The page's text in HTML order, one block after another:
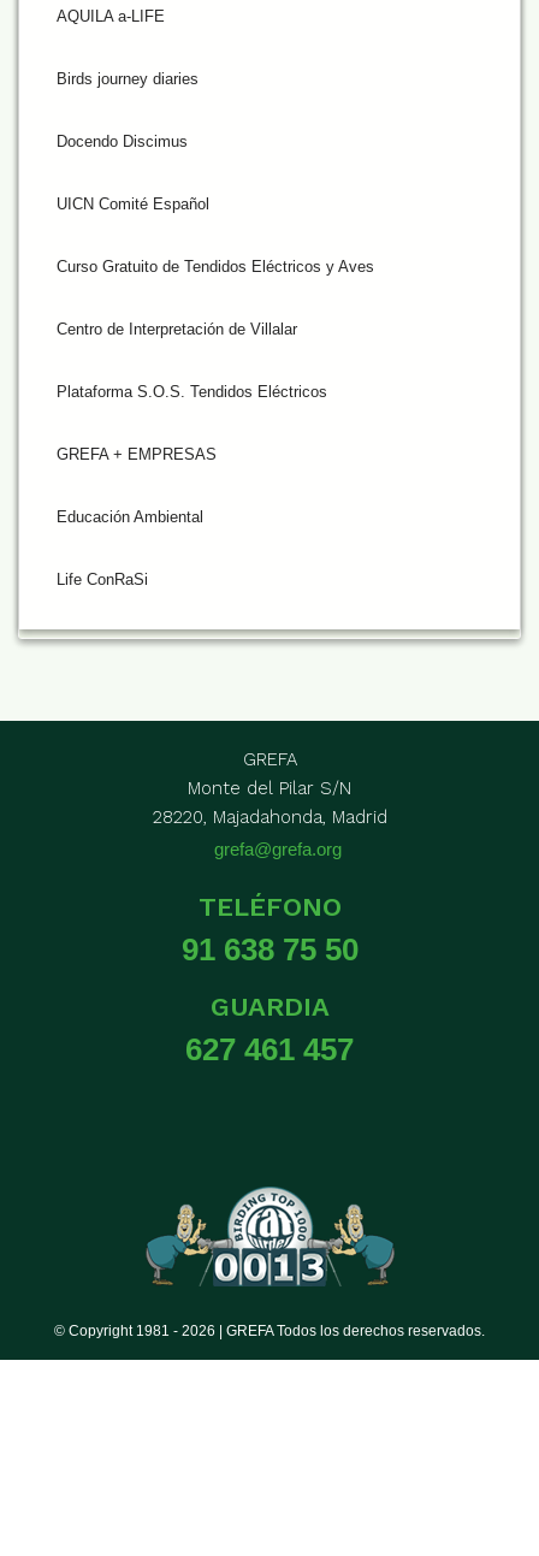
AQUILA a-LIFE
Birds journey diaries
Docendo Discimus
UICN Comité Español
Curso Gratuito de Tendidos Eléctricos y Aves
Centro de Interpretación de Villalar
Plataforma S.O.S. Tendidos Eléctricos
GREFA + EMPRESAS
Educación Ambiental
Life ConRaSi
GREFA
Monte del Pilar S/N
28220, Majadahonda, Madrid
grefa@grefa.org
TELÉFONO
91 638 75 50
GUARDIA
627 461 457
© Copyright 1981 - 2026 | GREFA Todos los derechos reservados.